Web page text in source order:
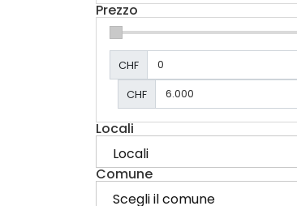
Prezzo
CHF
CHF
Locali
Comune